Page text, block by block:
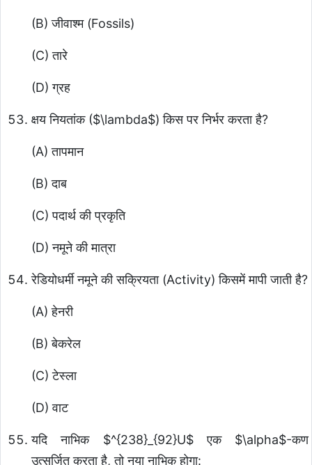
(B) जीवाश्म (Fossils)
(C) तारे
(D) ग्रह
क्षय नियतांक ($\lambda$) किस पर निर्भर करता है?
(A) तापमान
(B) दाब
(C) पदार्थ की प्रकृति
(D) नमूने की मात्रा
रेडियोधर्मी नमूने की सक्रियता (Activity) किसमें मापी जाती है?
(A) हेनरी
(B) बेकरेल
(C) टेस्ला
(D) वाट
यदि नाभिक $^{238}_{92}U$एक $\alpha$-कण
उत्सर्जित करता है, तो नया नाभिक होगा: